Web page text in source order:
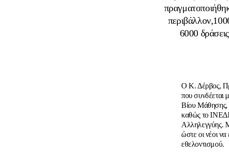
6000
Ο Κ. Δέρβος,
που συνδέεται
Βίου Μάθησης,
καθώς το
Αλληλεγγύης.
ώστε οι νέοι να
εθελοντισμού.